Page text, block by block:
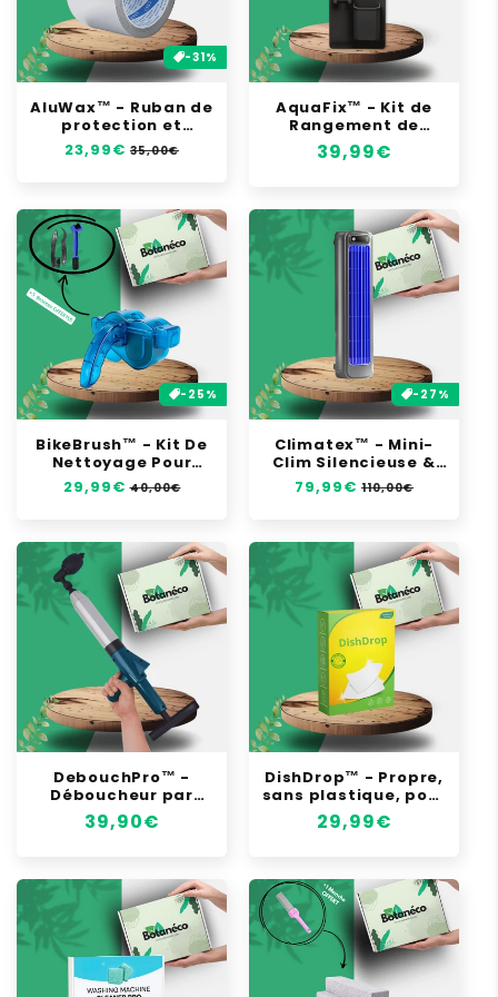
-31%
AluWax™ - Ruban de
protection et
réparation 2en1
Prix
23,99€ Prix
35,00€
AquaFix™ - Kit de
Rangement de
douche
Prix
39,99€
-25%
BikeBrush™ - Kit De
Nettoyage Pour
Chaine Vélo
Prix
29,99€ Prix
40,00€
-27%
Climatex™ - Mini-
Clim Silencieuse &
Econome
Prix
79,99€ Prix
110,00€
DebouchPro™ -
Déboucheur par
pression 4 en 1
Prix
39,90€
DishDrop™ - Propre,
sans plastique, pour
votre vaisselle
Prix
29,99€